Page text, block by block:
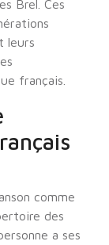
Brel. Ces
leurs
français.
comme
des
a ses